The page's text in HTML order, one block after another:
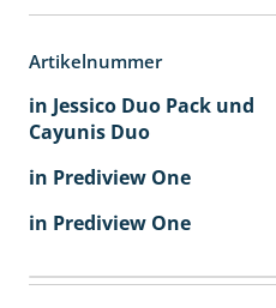
Artikelnummer
in Jessico Duo Pack und
Cayunis Duo
in Prediview One
in Prediview One